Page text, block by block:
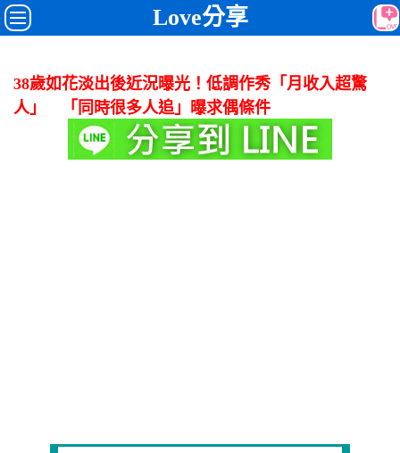
Love分享
38歲如花淡出後近況曝光！低調作秀「月收入超驚
人」 「同時很多人追」曝求偶條件